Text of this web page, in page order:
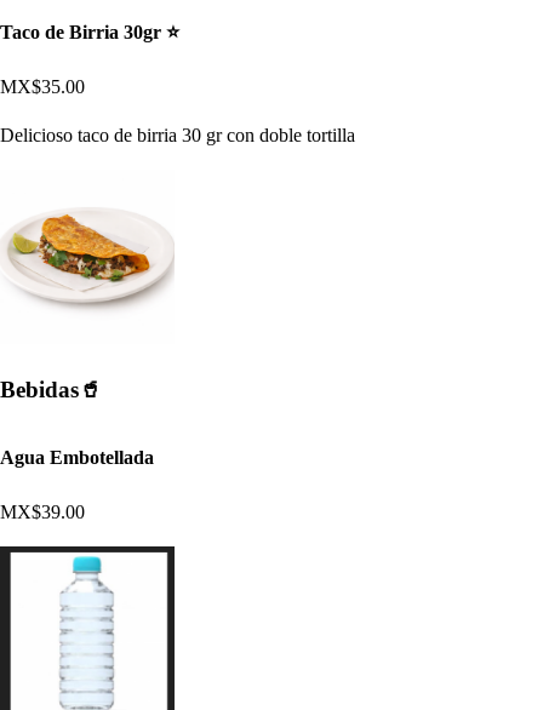
Taco de Birria 30gr ⭐​
MX$35.00
Delicioso taco de birria 30 gr con doble tortilla
Bebidas🥤​
Agua Embotellada
MX$39.00